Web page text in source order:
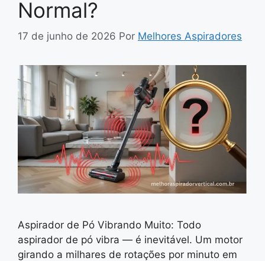
Normal?
17 de junho de 2026 Por Melhores Aspiradores
Aspirador de Pó Vibrando Muito: Todo
aspirador de pó vibra — é inevitável. Um motor
girando a milhares de rotações por minuto em